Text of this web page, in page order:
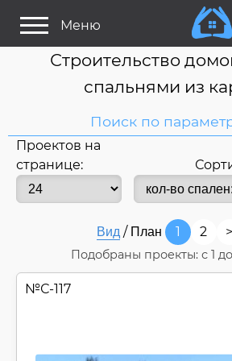
Меню
Строительство
спальнями из
Поиск по
Я ищу:
Дом
Название
Строитель/Архитектор
Стиль проекта
Только проекты
Площадь
Проектов на
странице:
Вид / План 1 2 >
Подобраны проекты: с 1 до
№С-117